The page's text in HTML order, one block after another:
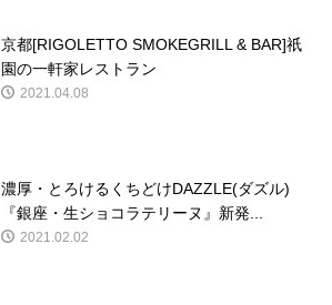
京都[RIGOLETTO SMOKEGRILL & BAR]祇
園の一軒家レストラン
2021.04.08
濃厚・とろけるくちどけDAZZLE(ダズル)
『銀座・生ショコラテリーヌ』新発...
2021.02.02